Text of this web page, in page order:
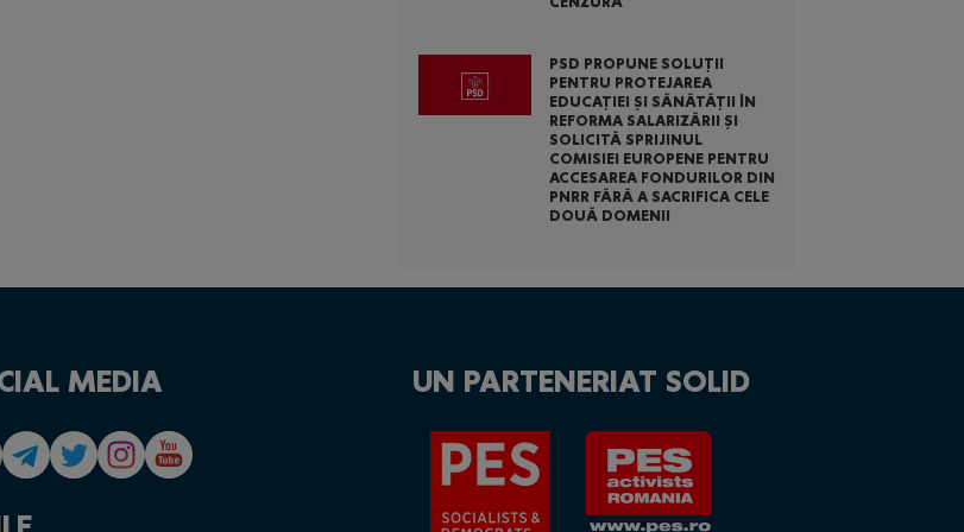
PSD PROPUNE SOLUȚII
PENTRU PROTEJAREA
EDUCAȚIEI ȘI SĂNĂTĂȚII ÎN
REFORMA SALARIZĂRII ȘI
SOLICITĂ SPRIJINUL
COMISIEI EUROPENE PENTRU
ACCESAREA FONDURILOR DIN
PNRR FĂRĂ A SACRIFICA CELE
DOUĂ DOMENII
MEDIA UN PARTENERIAT SOLID